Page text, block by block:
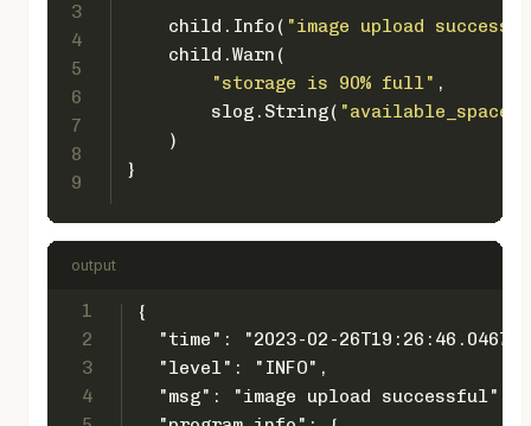
3
4
5
6
7
8
9
    child.Info(
"image upload
    child.Warn(
"storage is 90% full" ,
        slog.String(
"available_space"
    )
}
output
1
2
3
4
{
"time": "2023-02-
  "level": "INFO",
  "msg": "image upload successful",